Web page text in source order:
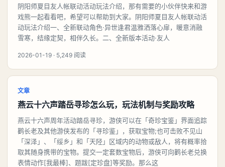
阴阳师夏目友人帐联动活动玩法介绍，那有需要的小伙伴快来和游
戏熊一起看看吧，希望可以帮助到大家。阴阳师夏目友人帐联动活
动玩法介绍一、全新联动角色·异世逢君温雅洒落心扉，暖意消融
雪寒，结缘定契，相伴久长。二、全新版本活动·友人
2026-01-19 · 5,249 阅读
文章
燕云十六声踏岳寻珍怎么玩，玩法机制与奖励攻略
燕云十六声周年活动踏岳寻珍，游侠可以在「奇珍宝鉴」界面追踪
鹳长老及其他游侠发布的「寻珍鉴」，获取宝物;也可击败不见山
「深泽」、「绥乡」和「天陉」区域内的动物或敌人，将有概率拾
取其随身携带的宝物。提交一定套数宝物后，游侠可向鹳长老兑换
表情动作[我最棒]、题跋[定珍盘]等奖励。那么这